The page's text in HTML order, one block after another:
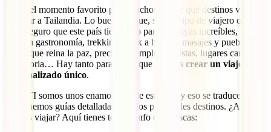
Llegó el momento favorito para muchos, elegir qué destinos visitar
al viajar a Tailandia. Lo bueno es que, seas el tipo de viajero que
seas, seguro que este país tiene algo para ti. Playas increíbles, buceo,
sabrosa gastronomía, trekking, relax a base de masajes y pueblecitos
en los que reina la paz, preciosos templos budistas, lugares cargados
de historia… Hay tanto para elegir que
puedes crear un viaje
personalizado único.
En IATI somos unos enamorados de este país y eso se traduce en
que tenemos guías detalladas para los principales destinos. ¿Adónde
quieres viajar? Aquí tienes toda la info que buscas: